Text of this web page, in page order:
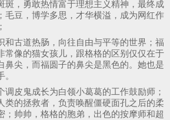
斑，勇敢热情富于理想主义精神，最终成
毛豆，博学多思，才华横溢，成为网红作
和古道热肠，向往自由与平等的世界；福
常像的猫女孩儿，跟格格的区别仅仅在于
鼻尖，而福圆子的鼻尖是黑色的。她也是
调皮鬼成长为白领小葛葛的工作鼓励师；
类的拯救者，负责唤醒僵硬面孔之后的柔
；帅帅，格格的胞弟，出色的按摩师和超